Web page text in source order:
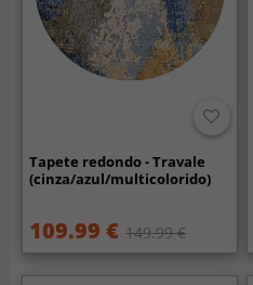
Tapete redondo - Travale
(cinza/azul/multicolorido)
109.99 € 149.99 €